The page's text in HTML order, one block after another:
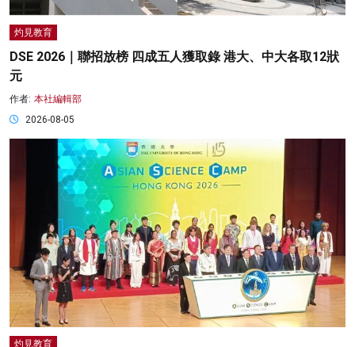
灼見教育
DSE 2026｜聯招放榜 四成五人獲取錄 港大、中大各取12狀
元
作者: 本社編輯部
2026-08-05
灼見教育